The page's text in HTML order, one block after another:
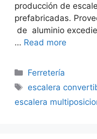
producción de
prefabricadas.
de aluminio
… Read more
Categorías
Ferretería
Etiquetas
escalera
escalera